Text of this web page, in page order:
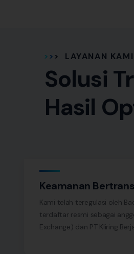
LAYANAN KAMI
Solusi
Hasil
Keamanan
Kami telah teregulasi oleh
terdaftar resmi sebagai
Exchange) dan PT Kliring